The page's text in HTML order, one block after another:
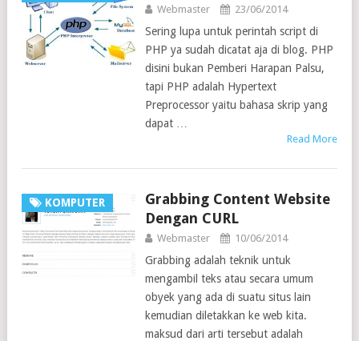
Webmaster 23/06/2014
Sering lupa untuk perintah script di
PHP ya sudah dicatat aja di blog. PHP
disini bukan Pemberi Harapan Palsu,
tapi PHP adalah Hypertext
Preprocessor yaitu bahasa skrip yang
dapat …
Read More
KOMPUTER
Grabbing Content Website
Dengan CURL
Webmaster 10/06/2014
Grabbing adalah teknik untuk
mengambil teks atau secara umum
obyek yang ada di suatu situs lain
kemudian diletakkan ke web kita.
maksud dari arti tersebut adalah